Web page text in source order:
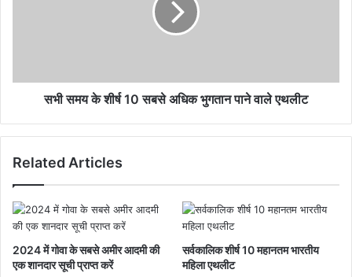
सभी समय के शीर्ष 10 सबसे अधिक भुगतान पाने वाले एथलीट
Related Articles
2024 में गोवा के सबसे अमीर आदमी की
एक शानदार सूची प्राप्त करें
सर्वकालिक शीर्ष 10 महानतम भारतीय
महिला एथलीट